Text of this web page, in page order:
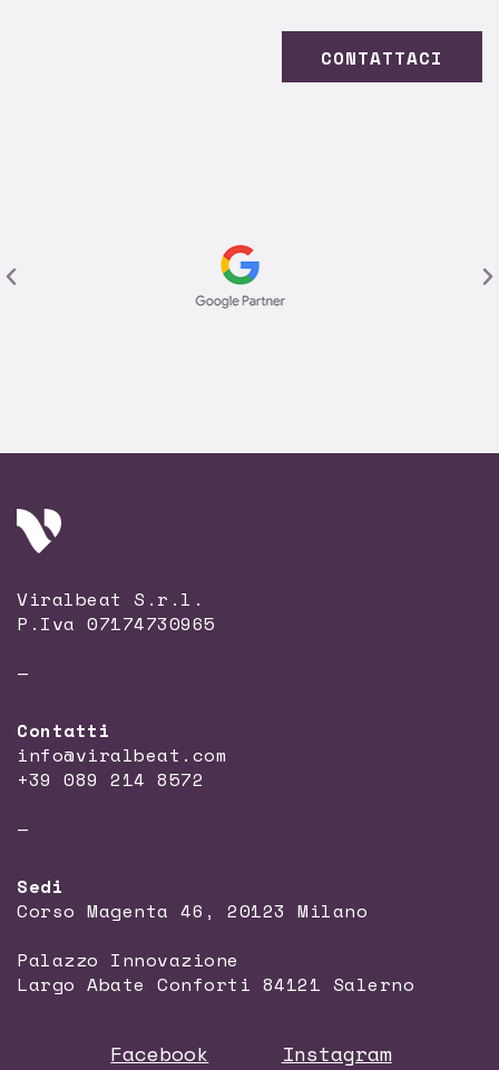
Viralbeat S.r.l.
P.Iva 07174730965
—
Contatti
info@viralbeat.com
+39 089 214 8572
—
Sedi
Corso Magenta 46, 20123 Milano
Palazzo Innovazione
Largo Abate Conforti 84121 Salerno
Facebook Instagram